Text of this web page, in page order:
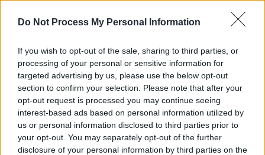
Do Not Process My Personal Information
If you wish to opt-out of the sale, sharing to third parties, or
processing of your personal or sensitive information for
targeted advertising by us, please use the below opt-out
section to confirm your selection. Please note that after your
opt-out request is processed you may continue seeing
interest-based ads based on personal information utilized by
us or personal information disclosed to third parties prior to
your opt-out. You may separately opt-out of the further
disclosure of your personal information by third parties on the
την πορεία τους στοConference League ...
ΔΙΑΒΑΣΤΕ ΕΠΙΣΗΣ
Αθλητισμός|24.07.2025 19:11
Το πήρε πάνω του ο Ιβάν Σαββίδης:
«Άκυρο το deal με Στουτγκάρδη,
γυρίζει με πρόταση ανανέωσης ο
Κωνσταντέλιας»